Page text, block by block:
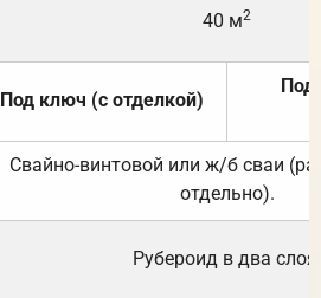
40 м2
Под ключ (с отделкой)
Под
Свайно-винтовой или ж/б сваи
отдельно).
Рубероид в два слоя.